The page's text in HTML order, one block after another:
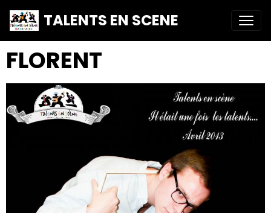
TALENTS EN SCENE
FLORENT